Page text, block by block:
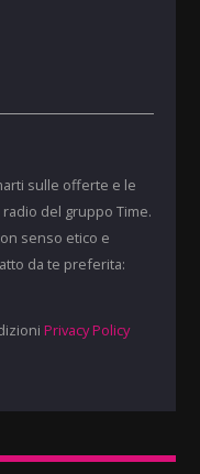
sulle offerte e le
del gruppo Time.
senso etico e
da te preferita:
Privacy Policy